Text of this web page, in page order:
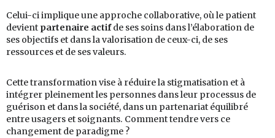
Celui-ci implique une approche collaborative, où le patient
devient partenaire actifde ses soins dans l’élaboration de
ses objectifs et dans la valorisation de ceux-ci, de ses
ressources et de ses valeurs.
Cette transformation vise à réduire la stigmatisation et à
intégrer pleinement les personnes dans leur processus de
guérison et dans la société, dans un partenariat équilibré
entre usagers et soignants. Comment tendre vers ce
changement de paradigme ?